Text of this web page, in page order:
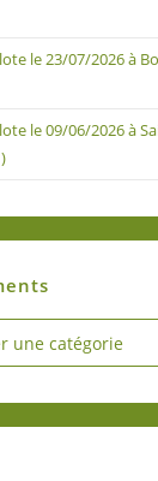
le 23/07/2026 à
le 09/06/2026 à